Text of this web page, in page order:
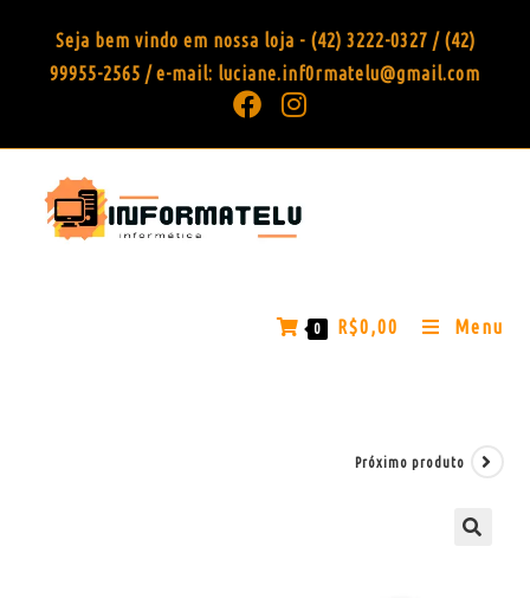
Seja bem vindo em nossa loja - (42) 3222-0327 / (42)
99955-2565 / e-mail: luciane.inf0rmatelu@gmail.com
0 R$0,00 Menu
Próximo produto